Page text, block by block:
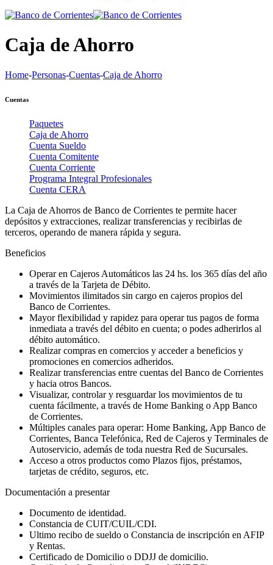
Caja de Ahorro
Home-Personas-Cuentas-Caja de Ahorro
Cuentas
Paquetes
Caja de Ahorro
Cuenta Sueldo
Cuenta Comitente
Cuenta Corriente
Programa Integral Profesionales
Cuenta CERA
La Caja de Ahorros de Banco de Corrientes te permite hacer
depósitos y extracciones, realizar transferencias y recibirlas de
terceros, operando de manera rápida y segura.
Beneficios
Operar en Cajeros Automáticos las 24 hs. los 365 días del año
a través de la Tarjeta de Débito.
Movimientos ilimitados sin cargo en cajeros propios del
Banco de Corrientes.
Mayor flexibilidad y rapidez para operar tus pagos de forma
inmediata a través del débito en cuenta; o podes adherirlos al
débito automático.
Realizar compras en comercios y acceder a beneficios y
promociones en comercios adheridos.
Realizar transferencias entre cuentas del Banco de Corrientes
y hacia otros Bancos.
Visualizar, controlar y resguardar los movimientos de tu
cuenta fácilmente, a través de Home Banking o App Banco
de Corrientes.
Múltiples canales para operar: Home Banking, App Banco de
Corrientes, Banca Telefónica, Red de Cajeros y Terminales de
Autoservicio, además de toda nuestra Red de Sucursales.
Acceso a otros productos como Plazos fijos, préstamos,
tarjetas de crédito, seguros, etc.
Documentación a presentar
Documento de identidad.
Constancia de CUIT/CUIL/CDI.
Ultimo recibo de sueldo o Constancia de inscripción en AFIP
y Rentas.
Certificado de Domicilio o DDJJ de domicilio.